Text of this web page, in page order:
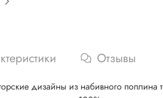
Отзывы
дизайны из набивного поплина